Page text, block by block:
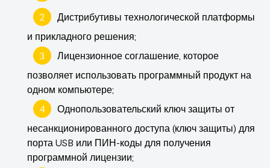
Дистрибутивы технологической платформы
и прикладного решения;
Лицензионное соглашение, которое
позволяет использовать программный продукт на
одном компьютере;
Однопользовательский ключ защиты от
несанкционированного доступа (ключ защиты) для
порта USB или ПИН-коды для получения
программной лицензии;